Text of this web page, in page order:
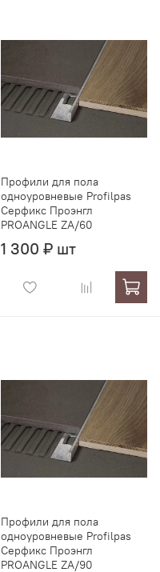
Профили для пола
одноуровневые Profilpas
Серфикс Проэнгл
PROANGLE ZA/60
1 300 ₽ шт
Профили для пола
одноуровневые Profilpas
Серфикс Проэнгл
PROANGLE ZA/90